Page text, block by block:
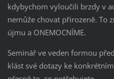
kdybychom vyloučili brzdy v
nemůže chovat přirozeně. To
újmu a ONEMOCNÍME.
Seminář ve veden formou
klást své dotazy ke